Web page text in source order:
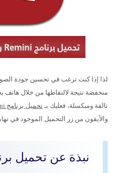
لذا إذا كنت ترغب في تحسين جودة الصور
منخفضة نتيجة لالتقاطها من خلال هاتف
تالفة ومبكسلة، فعليك بـ تحميل برنامج Remini النسخة المدفوعة
والأيفون من زر التحميل الموجود في